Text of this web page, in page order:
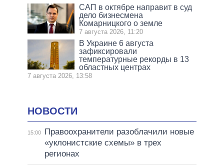
САП в октябре направит в суд
дело бизнесмена
Комарницкого о земле
7 августа 2026, 11:20
В Украине 6 августа
зафиксировали
температурные рекорды в 13
областных центрах
7 августа 2026, 13:58
НОВОСТИ
15:00
Правоохранители разоблачили новые
«уклонистские схемы» в трех
регионах